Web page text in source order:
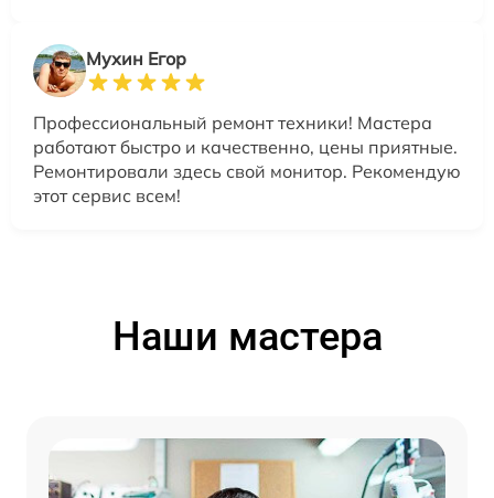
Мухин Егор
Профессиональный ремонт техники! Мастера
работают быстро и качественно, цены приятные.
Ремонтировали здесь свой монитор. Рекомендую
этот сервис всем!
Наши мастера